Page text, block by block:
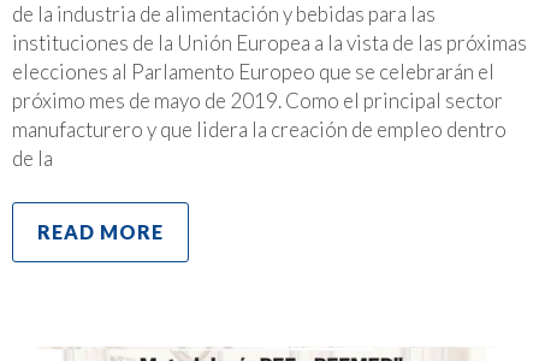
de la industria de alimentación y bebidas para las
instituciones de la Unión Europea a la vista de las próximas
elecciones al Parlamento Europeo que se celebrarán el
próximo mes de mayo de 2019. Como el principal sector
manufacturero y que lidera la creación de empleo dentro
de la
READ MORE